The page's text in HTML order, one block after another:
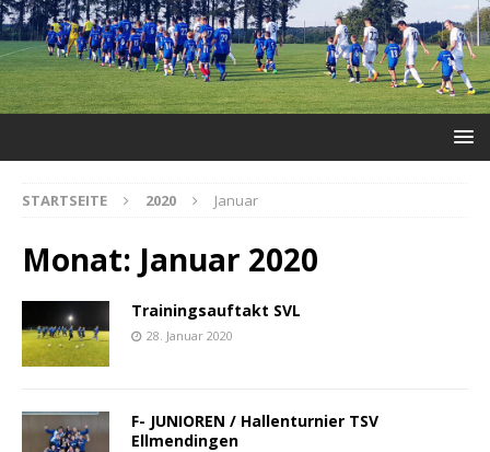
STARTSEITE 2020 Januar
Monat: Januar 2020
Trainingsauftakt SVL
28. Januar 2020
F- JUNIOREN / Hallenturnier TSV
Ellmendingen